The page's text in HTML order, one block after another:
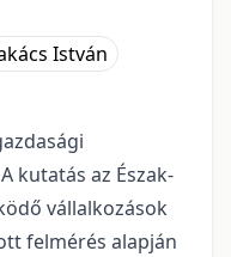
István
kutatás az Észak-
vállalkozások
felmérés alapján